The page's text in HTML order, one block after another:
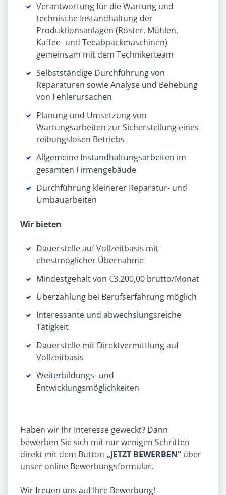
Verantwortung für die Wartung und
technische Instandhaltung der
Produktionsanlagen (Röster, Mühlen,
Kaffee- und Teeabpackmaschinen)
gemeinsam mit dem Technikerteam
Selbstständige Durchführung von
Reparaturen sowie Analyse und Behebung
von Fehlerursachen
Planung und Umsetzung von
Wartungsarbeiten zur Sicherstellung eines
reibungslosen Betriebs
Allgemeine Instandhaltungsarbeiten im
gesamten Firmengebäude
Durchführung kleinerer Reparatur- und
Umbauarbeiten
Wir bieten
Dauerstelle auf Vollzeitbasis mit
ehestmöglicher Übernahme
Mindestgehalt von €3.200,00 brutto/Monat
Überzahlung bei Berufserfahrung möglich
Interessante und abwechslungsreiche
Tätigkeit
Dauerstelle mit Direktvermittlung auf
Vollzeitbasis
Weiterbildungs- und
Entwicklungsmöglichkeiten
Haben wir Ihr Interesse geweckt? Dann
bewerben Sie sich mit nur wenigen Schritten
direkt mit dem Button „JETZT BEWERBEN“ über
unser online Bewerbungsformular.
Wir freuen uns auf Ihre Bewerbung!